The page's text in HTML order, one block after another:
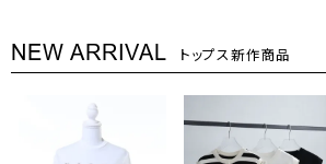
NEW ARRIVAL トップス新作商品